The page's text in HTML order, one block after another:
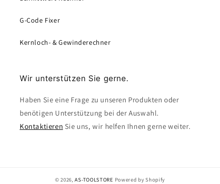
G-Code Fixer
Kernloch- & Gewinderechner
Wir unterstützen Sie gerne.
Haben Sie eine Frage zu unseren Produkten oder
benötigen Unterstützung bei der Auswahl.
Kontaktieren Sie uns, wir helfen Ihnen gerne weiter.
© 2026,AS-TOOLSTORE Powered by Shopify